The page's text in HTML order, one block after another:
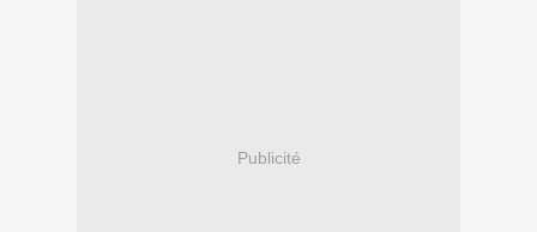
Publicité